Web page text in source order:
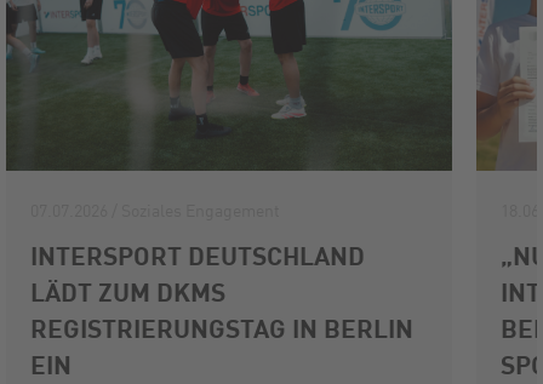
INTERSPORT DEUTSCHLAND
LÄDT ZUM DKMS
REGISTRIERUNGSTAG IN BERLIN
EIN